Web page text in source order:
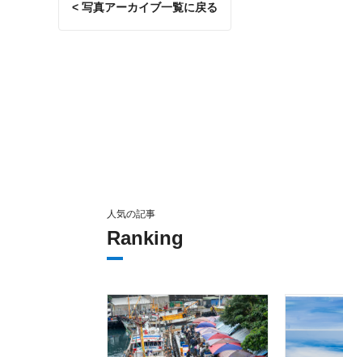
< 写真アーカイブ一覧に戻る
人気の記事
Ranking